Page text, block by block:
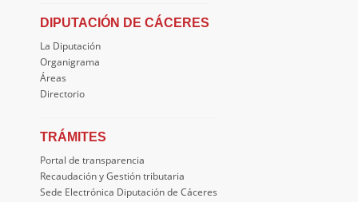
DIPUTACIÓN DE CÁCERES
La Diputación
Organigrama
Áreas
Directorio
TRÁMITES
Portal de transparencia
Recaudación y Gestión tributaria
Sede Electrónica Diputación de Cáceres